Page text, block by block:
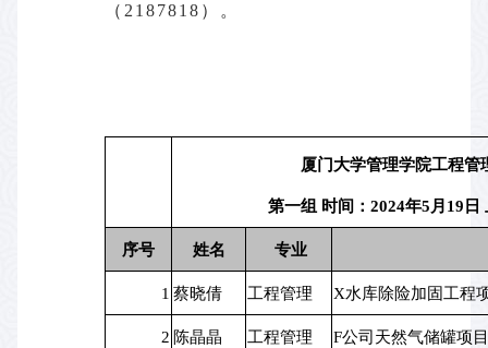
（ 2187818 ）。
厦门大学管理学院工程管
第一组 时间：2024年5月19
序号 姓名 专业
1 蔡晓倩 工程管理 X水库除险加固工程
2 陈晶晶 工程管理 F公司天然气储罐项